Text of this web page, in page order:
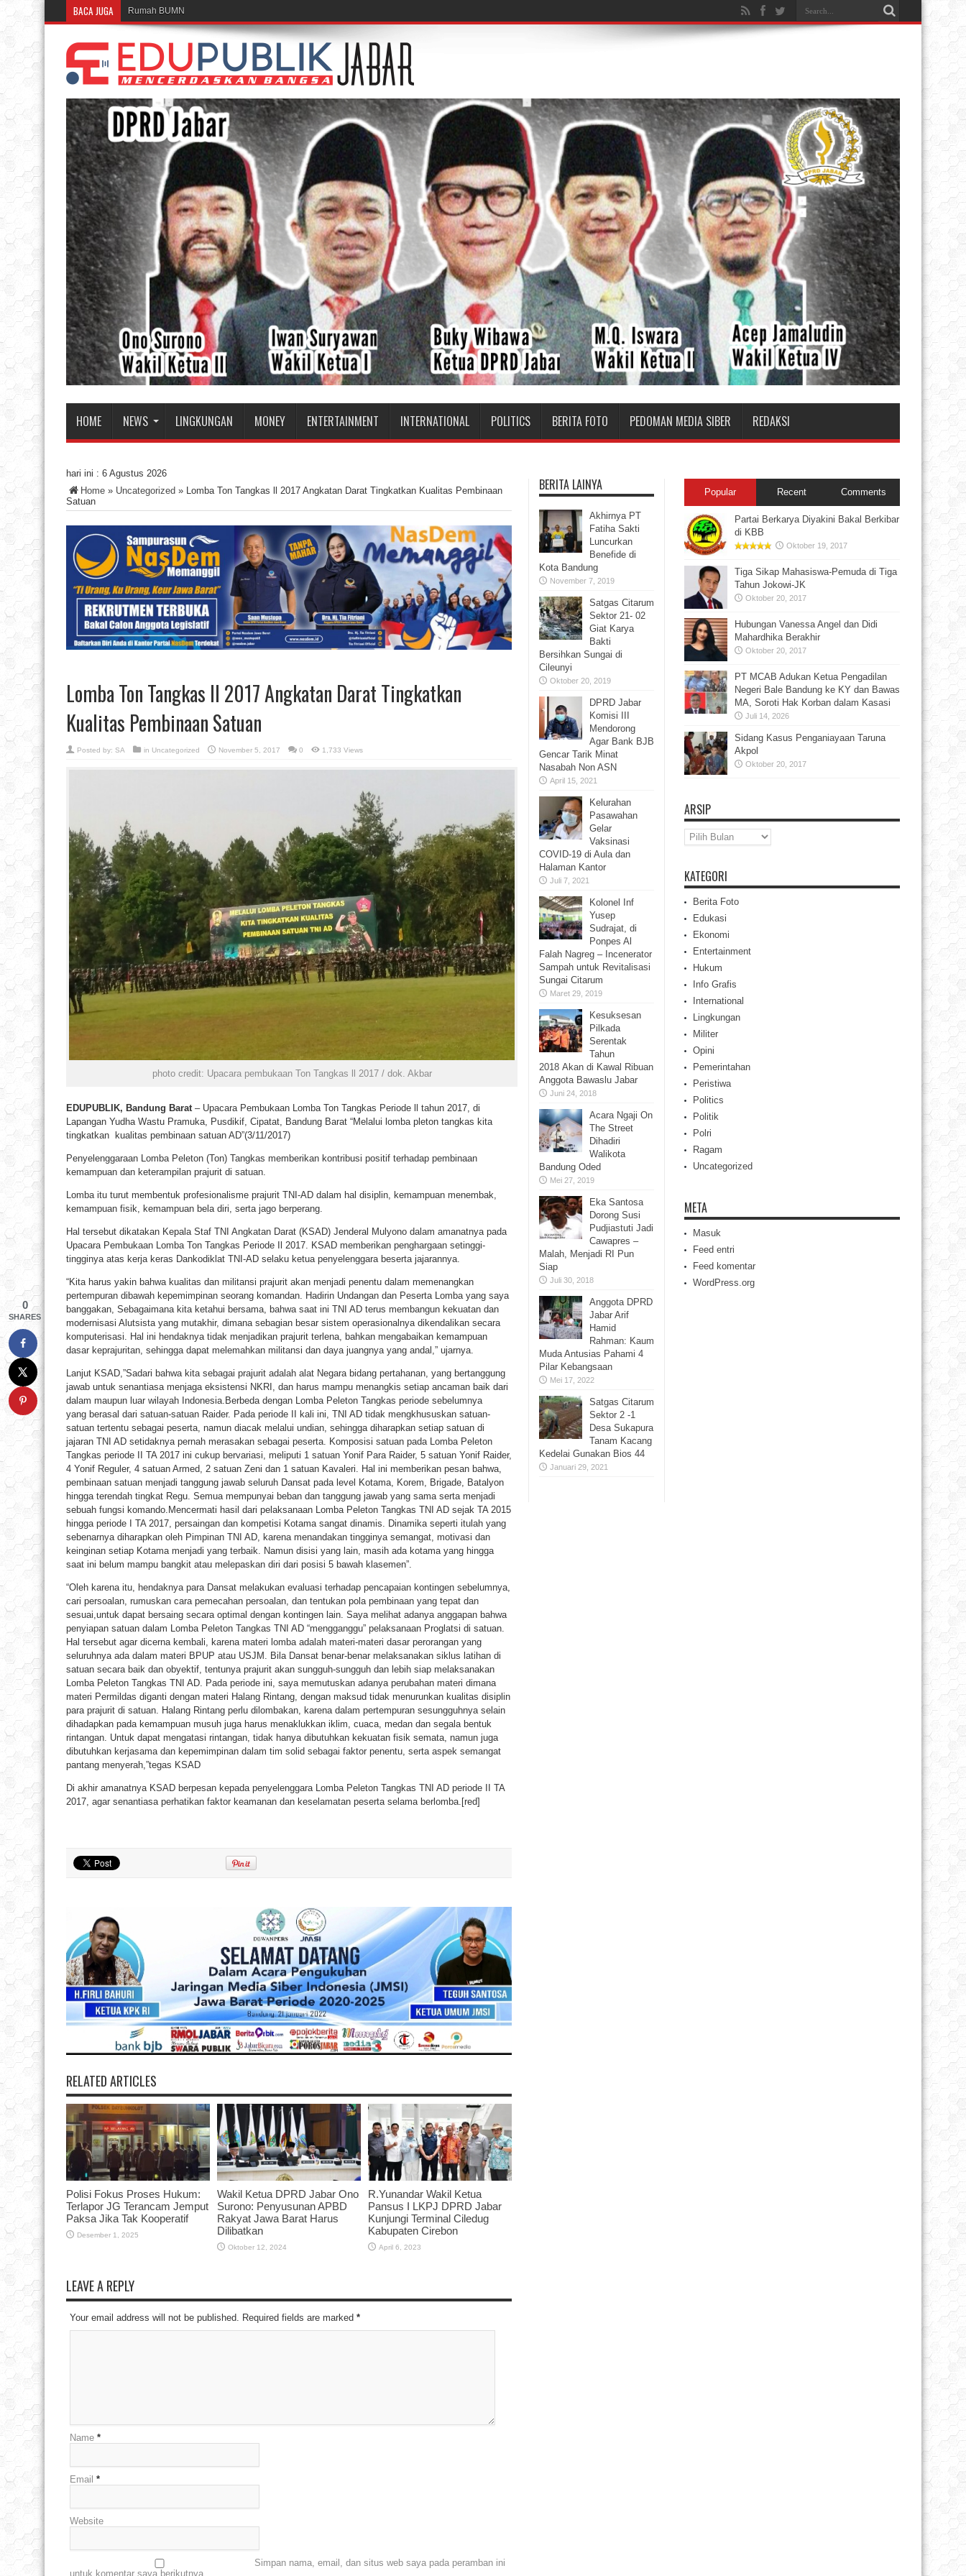
BACA JUGA Rumah BUMN BRI Bandung Cetak UMKM Inspiratif, Acuksae Berbagi
HOME NEWS LINGKUNGAN MONEY ENTERTAINMENT INTERNATIONAL POLITICS BERITA FOTO PEDOMAN MEDIA SIBER REDAKSI
hari ini : 6 Agustus 2026
Home » Uncategorized » Lomba Ton Tangkas ll 2017 Angkatan Darat Tingkatkan Kualitas Pembinaan
Satuan
Lomba Ton Tangkas ll 2017 Angkatan Darat Tingkatkan
Kualitas Pembinaan Satuan
Posted by: SA in Uncategorized November 5, 2017 0 1,733 Views
photo credit: Upacara pembukaan Ton Tangkas ll 2017 / dok. Akbar
EDUPUBLIK, Bandung Barat– Upacara Pembukaan Lomba Ton Tangkas Periode ll tahun 2017, di
Lapangan Yudha Wastu Pramuka, Pusdikif, Cipatat, Bandung Barat “Melalui lomba pleton tangkas kita
tingkatkan kualitas pembinaan satuan AD”(3/11/2017)
Penyelenggaraan Lomba Peleton (Ton) Tangkas memberikan kontribusi positif terhadap pembinaan
kemampuan dan keterampilan prajurit di satuan.
Lomba itu turut membentuk profesionalisme prajurit TNI-AD dalam hal disiplin, kemampuan menembak,
kemampuan fisik, kemampuan bela diri, serta jago berperang.
Hal tersebut dikatakan Kepala Staf TNI Angkatan Darat (KSAD) Jenderal Mulyono dalam amanatnya pada
Upacara Pembukaan Lomba Ton Tangkas Periode Il 2017. KSAD memberikan penghargaan setinggi-
tingginya atas kerja keras Dankodiklat TNI-AD selaku ketua penyelenggara beserta jajarannya.
“Kita harus yakin bahwa kualitas dan militansi prajurit akan menjadi penentu dalam memenangkan
pertempuran dibawah kepemimpinan seorang komandan. Hadirin Undangan dan Peserta Lomba yang saya
banggakan, Sebagaimana kita ketahui bersama, bahwa saat ini TNI AD terus membangun kekuatan dan
modernisasi Alutsista yang mutakhir, dimana sebagian besar sistem operasionalnya dikendalikan secara
komputerisasi. Hal ini hendaknya tidak menjadikan prajurit terlena, bahkan mengabaikan kemampuan
dasar keprajuritan, sehingga dapat melemahkan militansi dan daya juangnya yang andal,” ujarnya.
Lanjut KSAD,”Sadari bahwa kita sebagai prajurit adalah alat Negara bidang pertahanan, yang bertanggung
jawab untuk senantiasa menjaga eksistensi NKRI, dan harus mampu menangkis setiap ancaman baik dari
dalam maupun luar wilayah Indonesia.Berbeda dengan Lomba Peleton Tangkas periode sebelumnya
yang berasal dari satuan-satuan Raider. Pada periode II kali ini, TNI AD tidak mengkhususkan satuan-
satuan tertentu sebagai peserta, namun diacak melalui undian, sehingga diharapkan setiap satuan di
jajaran TNI AD setidaknya pernah merasakan sebagai peserta. Komposisi satuan pada Lomba Peleton
Tangkas periode II TA 2017 ini cukup bervariasi, meliputi 1 satuan Yonif Para Raider, 5 satuan Yonif Raider,
4 Yonif Reguler, 4 satuan Armed, 2 satuan Zeni dan 1 satuan Kavaleri. Hal ini memberikan pesan bahwa,
pembinaan satuan menjadi tanggung jawab seluruh Dansat pada level Kotama, Korem, Brigade, Batalyon
hingga terendah tingkat Regu. Semua mempunyai beban dan tanggung jawab yang sama serta menjadi
sebuah fungsi komando.Mencermati hasil dari pelaksanaan Lomba Peleton Tangkas TNI AD sejak TA 2015
hingga periode I TA 2017, persaingan dan kompetisi Kotama sangat dinamis. Dinamika seperti itulah yang
sebenarnya diharapkan oleh Pimpinan TNI AD, karena menandakan tingginya semangat, motivasi dan
keinginan setiap Kotama menjadi yang terbaik. Namun disisi yang lain, masih ada kotama yang hingga
saat ini belum mampu bangkit atau melepaskan diri dari posisi 5 bawah klasemen”.
“Oleh karena itu, hendaknya para Dansat melakukan evaluasi terhadap pencapaian kontingen sebelumnya,
cari persoalan, rumuskan cara pemecahan persoalan, dan tentukan pola pembinaan yang tepat dan
sesuai,untuk dapat bersaing secara optimal dengan kontingen lain. Saya melihat adanya anggapan bahwa
penyiapan satuan dalam Lomba Peleton Tangkas TNI AD “mengganggu” pelaksanaan Proglatsi di satuan.
Hal tersebut agar dicerna kembali, karena materi lomba adalah materi-materi dasar perorangan yang
seluruhnya ada dalam materi BPUP atau USJM. Bila Dansat benar-benar melaksanakan siklus latihan di
satuan secara baik dan obyektif, tentunya prajurit akan sungguh-sungguh dan lebih siap melaksanakan
Lomba Peleton Tangkas TNI AD. Pada periode ini, saya memutuskan adanya perubahan materi dimana
materi Permildas diganti dengan materi Halang Rintang, dengan maksud tidak menurunkan kualitas disiplin
para prajurit di satuan. Halang Rintang perlu dilombakan, karena dalam pertempuran sesungguhnya selain
dihadapkan pada kemampuan musuh juga harus menaklukkan iklim, cuaca, medan dan segala bentuk
rintangan. Untuk dapat mengatasi rintangan, tidak hanya dibutuhkan kekuatan fisik semata, namun juga
dibutuhkan kerjasama dan kepemimpinan dalam tim solid sebagai faktor penentu, serta aspek semangat
pantang menyerah,”tegas KSAD
Di akhir amanatnya KSAD berpesan kepada penyelenggara Lomba Peleton Tangkas TNI AD periode II TA
2017, agar senantiasa perhatikan faktor keamanan dan keselamatan peserta selama berlomba.[red]
RELATED ARTICLES
Polisi Fokus Proses Hukum:
Terlapor JG Terancam Jemput
Paksa Jika Tak Kooperatif
Desember 1, 2025
Wakil Ketua DPRD Jabar Ono
Surono: Penyusunan APBD
Rakyat Jawa Barat Harus
Dilibatkan
Oktober 12, 2024
R.Yunandar Wakil Ketua
Pansus I LKPJ DPRD Jabar
Kunjungi Terminal Ciledug
Kabupaten Cirebon
April 6, 2023
LEAVE A REPLY
Your email address will not be published. Required fields are marked *
Name *
Email *
Website
Simpan nama, email, dan situs web saya pada peramban ini
untuk komentar saya berikutnya.
BERITA LAINYA
Akhirnya PT
Fatiha Sakti
Luncurkan
Benefide di
Kota Bandung
November 7, 2019
Satgas Citarum
Sektor 21- 02
Giat Karya
Bakti
Bersihkan Sungai di
Cileunyi
Oktober 20, 2019
DPRD Jabar
Komisi III
Mendorong
Agar Bank BJB
Gencar Tarik Minat
Nasabah Non ASN
April 15, 2021
Kelurahan
Pasawahan
Gelar
Vaksinasi
COVID-19 di Aula dan
Halaman Kantor
Juli 7, 2021
Kolonel Inf
Yusep
Sudrajat, di
Ponpes Al
Falah Nagreg – Incenerator
Sampah untuk Revitalisasi
Sungai Citarum
Maret 29, 2019
Kesuksesan
Pilkada
Serentak
Tahun
2018 Akan di Kawal Ribuan
Anggota Bawaslu Jabar
Juni 24, 2018
Acara Ngaji On
The Street
Dihadiri
Walikota
Bandung Oded
Mei 27, 2019
Eka Santosa
Dorong Susi
Pudjiastuti Jadi
Cawapres –
Malah, Menjadi RI Pun
Siap
Juli 30, 2018
Anggota DPRD
Jabar Arif
Hamid
Rahman: Kaum
Muda Antusias Pahami 4
Pilar Kebangsaan
Mei 17, 2022
Satgas Citarum
Sektor 2 -1
Desa Sukapura
Tanam Kacang
Kedelai Gunakan Bios 44
Januari 29, 2021
Popular Recent Comments
Partai Berkarya Diyakini Bakal Berkibar
di KBB
Oktober 19, 2017
Tiga Sikap Mahasiswa-Pemuda di Tiga
Tahun Jokowi-JK
Oktober 20, 2017
Hubungan Vanessa Angel dan Didi
Mahardhika Berakhir
Oktober 20, 2017
PT MCAB Adukan Ketua Pengadilan
Negeri Bale Bandung ke KY dan Bawas
MA, Soroti Hak Korban dalam Kasasi
Juli 14, 2026
Sidang Kasus Penganiayaan Taruna
Akpol
Oktober 20, 2017
ARSIP
Arsip
KATEGORI
Berita Foto
Edukasi
Ekonomi
Entertainment
Hukum
Info Grafis
International
Lingkungan
Militer
Opini
Pemerintahan
Peristiwa
Politics
Politik
Polri
Ragam
Uncategorized
META
Masuk
Feed entri
Feed komentar
WordPress.org
0
SHARES